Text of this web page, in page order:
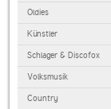
Oldies
Künstler
Schlager & Discofox
Volksmusik
Country